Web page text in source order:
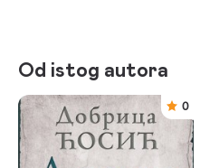
Od istog autora
0